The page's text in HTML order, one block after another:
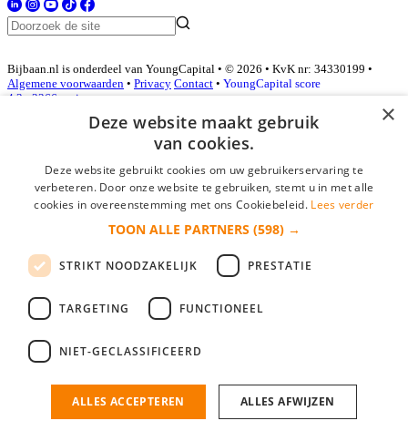
Bijbaan.nl is onderdeel van YoungCapital • © 2026 • KvK nr: 34330199 •
Algemene voorwaarden • Privacy Contact • YoungCapital score
4.3 - 3366 reviews
Inloggen als bedrijf
*
login gegevens onthouden
login
Bedrijf aanmelden
nieuwe collega/werknemer zo gevonden!
×
Deze website maakt gebruik
van cookies.
Deze website gebruikt cookies om uw gebruikerservaring te
verbeteren. Door onze website te gebruiken, stemt u in met alle
cookies in overeenstemming met ons Cookiebeleid. Lees verder
TOON ALLE PARTNERS (598) →
STRIKT NOODZAKELIJK PRESTATIE
TARGETING FUNCTIONEEL
NIET-GECLASSIFICEERD
ALLES ACCEPTEREN ALLES AFWIJZEN